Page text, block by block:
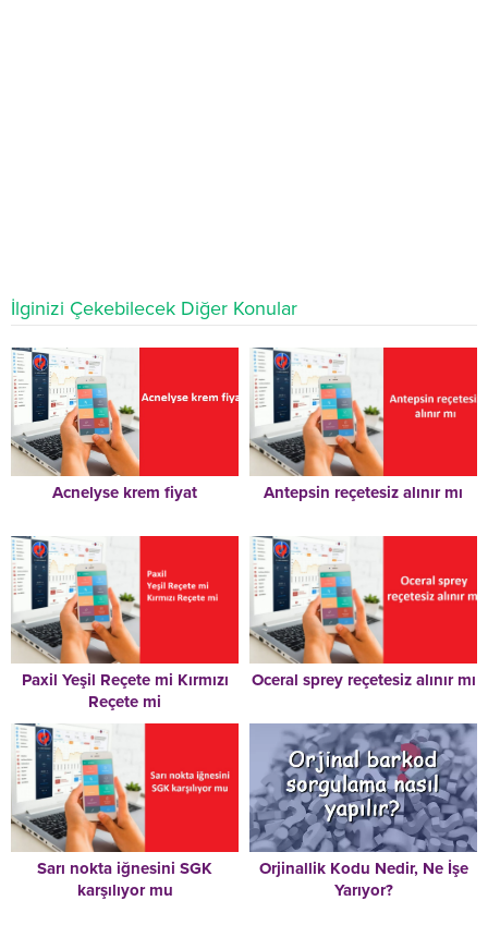
İlginizi Çekebilecek Diğer Konular
Acnelyse krem fiyat Antepsin reçetesiz alınır mı
Paxil Yeşil Reçete mi Kırmızı
Reçete mi
Oceral sprey reçetesiz alınır mı
Sarı nokta iğnesini SGK
karşılıyor mu
Orjinallik Kodu Nedir, Ne İşe
Yarıyor?